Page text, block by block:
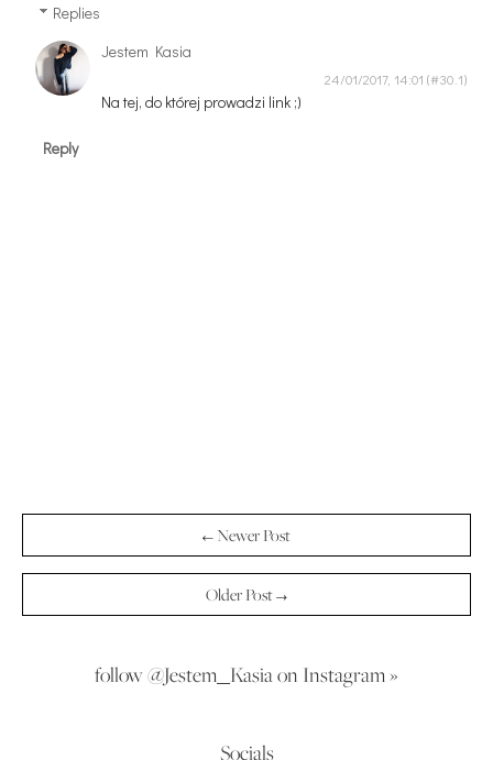
Replies
Jestem Kasia
24/01/2017, 14:01
Na tej, do której prowadzi link ;)
Reply
← Newer Post
Older Post →
follow @Jestem_Kasia on Instagram »
Socials